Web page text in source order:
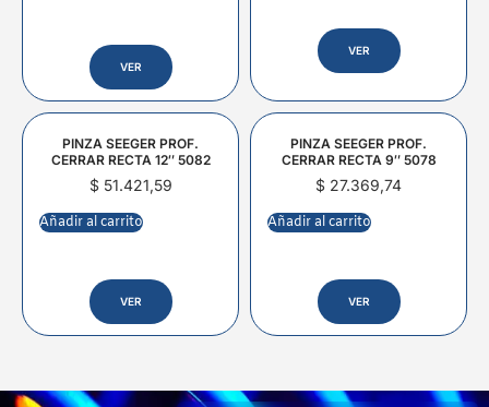
VER
VER
PINZA SEEGER PROF.
CERRAR RECTA 12″ 5082
$51.421,59
Añadir al carrito
VER
PINZA SEEGER PROF.
CERRAR RECTA 9″ 5078
$ 27.369,74
Añadir al carrito
VER